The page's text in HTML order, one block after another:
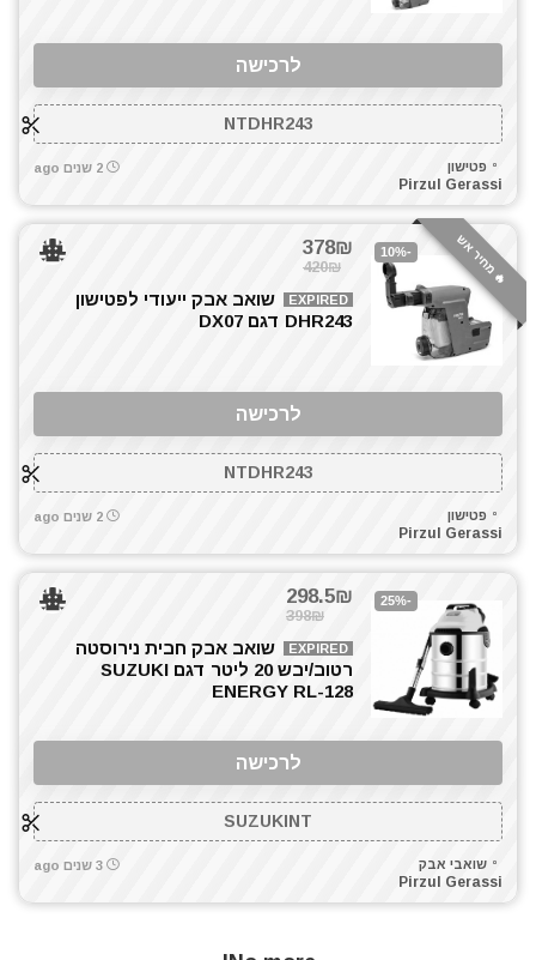
טרימר / ראוטר
כלי שינוע ועגלות
כליבות בורג
כליבות מהירות
כלים ידניים
כלים לחשמלאים
כרסומים לטרימר / ראוטר
להבים ומתכלים
מאוורר טכני
מברגות מקדחות ומברגונים
מברגים
מברגת גבס
מדחס / קומפרסור
מטען סוללות קירי
מטענים
מכונת צביעה אירלס
מכונת שטיפה בלחץ
מכסחות דשא
מסור גרונג
מסור חרב
לרכישה
NTDHR243
פטישון
Pirzul Gerassi
2 שנים ago
🔥 מחיר אש -10%
378₪
420₪
EXPIRED
שואב אבק ייעודי לפטישון
DHR243 דגם DX07
לרכישה
NTDHR243
פטישון
Pirzul Gerassi
2 שנים ago
-25%
298.5₪
398₪
EXPIRED
שואב אבק חבית נירוסטה
רטוב/יבש 20 ליטר דגם SUZUKI
ENERGY RL-128
לרכישה
SUZUKINT
שואבי אבק
Pirzul Gerassi
3 שנים ago